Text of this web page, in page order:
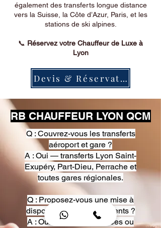
également des transferts longue distance
vers la Suisse, la Côte d’Azur, Paris, et les
stations de ski alpines.
📞 Réservez votre Chauffeur de Luxe à
Lyon
Devis & Réservation
RB CHAUFFEUR LYON QCM
Q : Couvrez-vous les transferts
aéroport et gare ?
A : Oui — transferts Lyon Saint-
Exupéry, Part-Dieu, Perrache et
toutes gares régionales.
Q : Proposez-vous une mise à
disposition pour événements ?
A : Oui — heures, journées ou